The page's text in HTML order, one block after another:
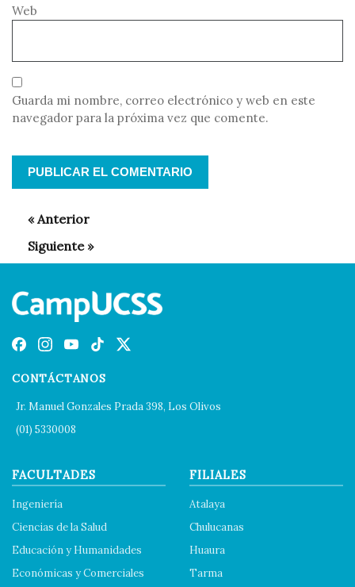
Web
Guarda mi nombre, correo electrónico y web en este
navegador para la próxima vez que comente.
CONTÁCTANOS
Jr. Manuel Gonzales Prada 398, Los Olivos
(01) 5330008
FACULTADES
Ingeniería
Ciencias de la Salud
Educación y Humanidades
Económicas y Comerciales
FILIALES
Atalaya
Chulucanas
Huaura
Tarma